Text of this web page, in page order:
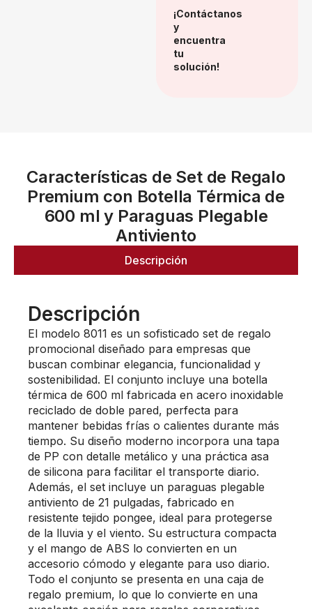
¡Contáctanos
y
encuentra
tu
solución!
Características de Set de Regalo
Premium con Botella Térmica de
600 ml y Paraguas Plegable
Antiviento
Descripción
Descripción
El modelo 8011 es un sofisticado set de regalo
promocional diseñado para empresas que
buscan combinar elegancia, funcionalidad y
sostenibilidad. El conjunto incluye una botella
térmica de 600 ml fabricada en acero inoxidable
reciclado de doble pared, perfecta para
mantener bebidas frías o calientes durante más
tiempo. Su diseño moderno incorpora una tapa
de PP con detalle metálico y una práctica asa
de silicona para facilitar el transporte diario.
Además, el set incluye un paraguas plegable
antiviento de 21 pulgadas, fabricado en
resistente tejido pongee, ideal para protegerse
de la lluvia y el viento. Su estructura compacta
y el mango de ABS lo convierten en un
accesorio cómodo y elegante para uso diario.
Todo el conjunto se presenta en una caja de
regalo premium, lo que lo convierte en una